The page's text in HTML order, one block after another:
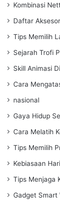
Kombinasi
Daftar
Tips Memilih
Sejarah Trofi
Skill Animasi
Cara
nasional
Gaya Hidup
Cara Melatih
Tips Memilih
Kebiasaan
Tips Menjaga
Gadget Smart